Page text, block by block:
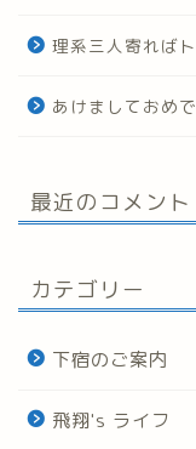
理系三人寄れば
あけましておめ
最近のコメント
カテゴリー
下宿のご案内
飛翔's ライフ